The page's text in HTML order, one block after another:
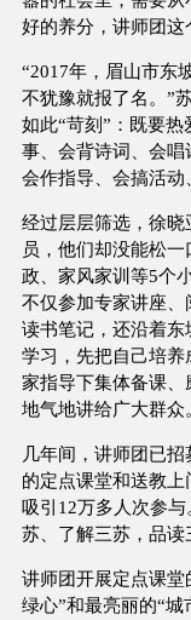
好的养分，讲师团这
“2017年，眉山市东
不犹豫就报了名。”
如此“苛刻”：既要
事、会背诗词、会唱
会作指导、会搞活动
经过层层筛选，徐
员，他们却没能松
政、家风家训等5个
不仅参加专家讲座
读书笔记，还沿着
学习，先把自己培
家指导下集体备课
地气地讲给广大群众
几年间，讲师团已
的定点课堂和送教
吸引12万多人次参
苏、了解三苏，品读
讲师团开展定点课
绿心”和最亮丽的“